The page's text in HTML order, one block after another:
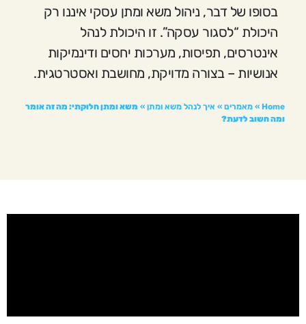
בסופו של דבר, ניהול משא ומתן עסקי איננו רק
היכולת “לסגור עסקה”. זו היכולת לנהל
אינטרסים, תפיסות, מערכות יחסים ודינמיקות
אנושיות – בצורה מדויקת, מחושבת ואסטרטגית.
Home
»מאמרים » איך לנהל משא ומתן »משא ומתן חלוקתי: מה זה אומר
ומה חשוב לדעת?